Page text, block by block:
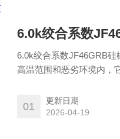
6.0k绞合系数
6.0k绞合系数JF46GRB硅
高温范围和恶劣环境内，
冶金，港口，矿山，物理
01
更新日期
2026-04-19